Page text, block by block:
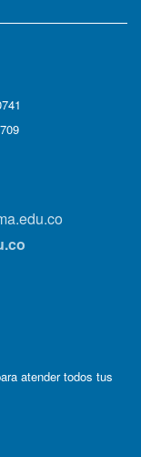
atender todos tus